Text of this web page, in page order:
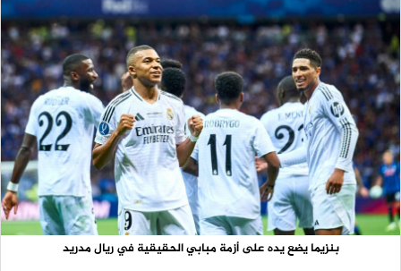
بنزيما يضع يده على أزمة مبابي الحقيقية في ريال مدريد